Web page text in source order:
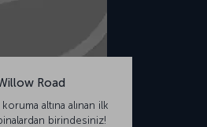
Road
koruma altına alınan ilk
birindesiniz!